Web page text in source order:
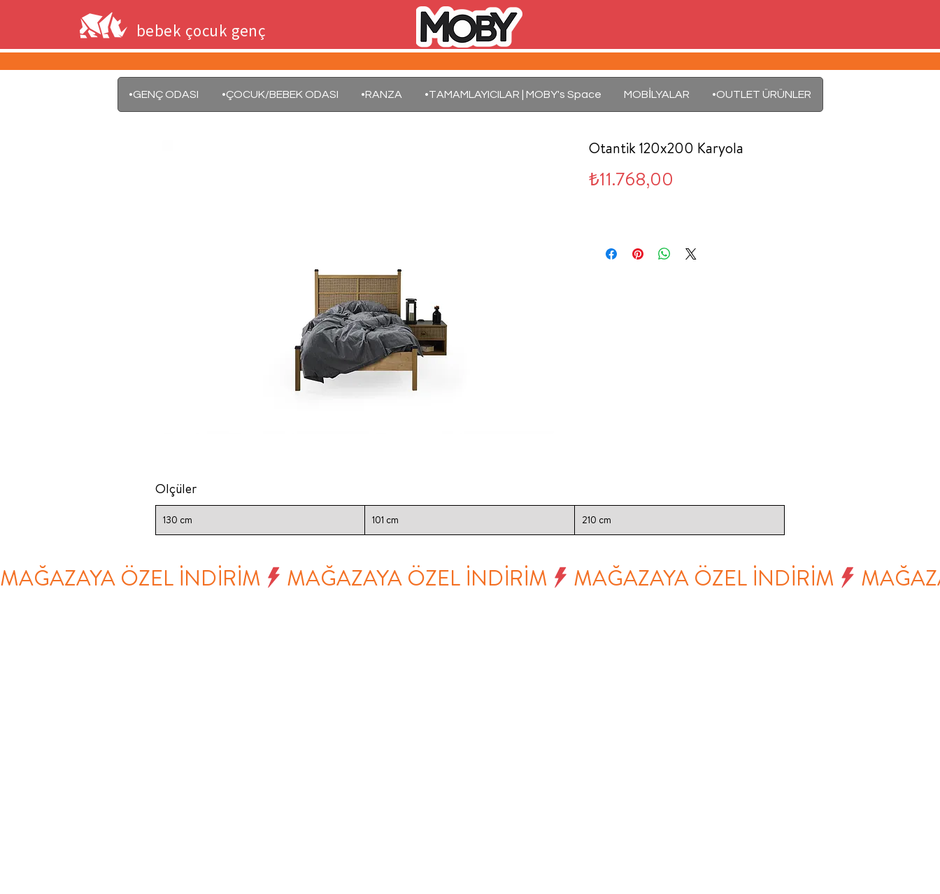
bebek çocuk genç
•GENÇ ODASI •ÇOCUK/BEBEK ODASI •RANZA •TAMAMLAYICILAR | MOBY's Space MOBİLYALAR •OUTLET ÜRÜNLER
Otantik 120x200 Karyola
₺11.768,00
Ölçüler
130 cm 101 cm 210 cm
MAĞAZAYA ÖZEL İNDİRİM